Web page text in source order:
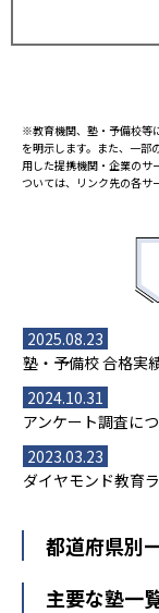
※教育機関、塾・予備校等
を明示します。また、一部
用した提携機関・企業のサ
ついては、リンク先の各サ
2025.08.23
塾・予備校 合格実
2024.10.31
アンケート調査に
2023.03.23
ダイヤモンド教育
都道府県別
北海道・東北
主要な塾一